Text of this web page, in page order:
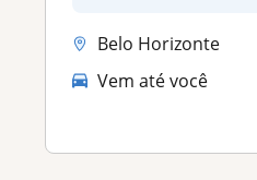
Belo Horizonte
Vem até você